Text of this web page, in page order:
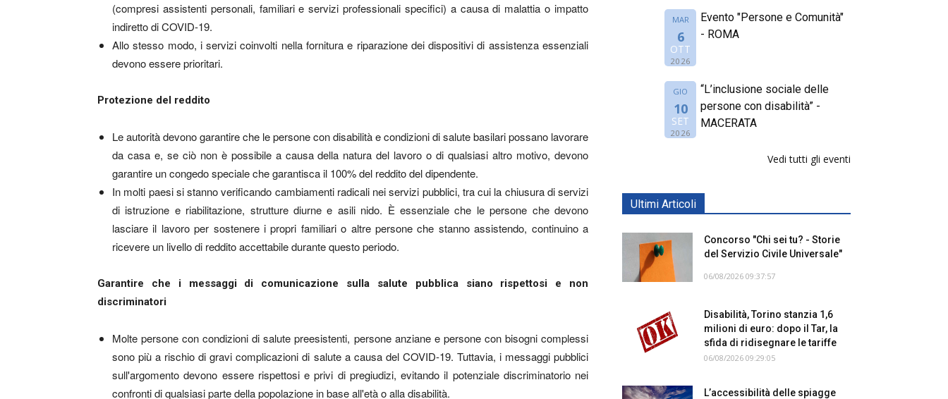
(compresi assistenti personali, familiari e servizi professionali specifici) a causa di malattia o impatto
indiretto di COVID-19.
Allo stesso modo, i servizi coinvolti nella fornitura e riparazione dei dispositivi di assistenza essenziali
devono essere prioritari.
Protezione del reddito
Le autorità devono garantire che le persone con disabilità e condizioni di salute basilari possano lavorare
da casa e, se ciò non è possibile a causa della natura del lavoro o di qualsiasi altro motivo, devono
garantire un congedo speciale che garantisca il 100% del reddito del dipendente.
In molti paesi si stanno verificando cambiamenti radicali nei servizi pubblici, tra cui la chiusura di servizi
di istruzione e riabilitazione, strutture diurne e asili nido. È essenziale che le persone che devono
lasciare il lavoro per sostenere i propri familiari o altre persone che stanno assistendo, continuino a
ricevere un livello di reddito accettabile durante questo periodo.
Garantire che i messaggi di comunicazione sulla salute pubblica siano rispettosi e non
discriminatori
Molte persone con condizioni di salute preesistenti, persone anziane e persone con bisogni complessi
sono più a rischio di gravi complicazioni di salute a causa del COVID-19. Tuttavia, i messaggi pubblici
sull'argomento devono essere rispettosi e privi di pregiudizi, evitando il potenziale discriminatorio nei
confronti di qualsiasi parte della popolazione in base all'età o alla disabilità.
MAR
6
OTT
2026
Evento "Persone e Comunità"
- ROMA
GIO
10
SET
2026
“L’inclusione sociale delle
persone con disabilità” -
MACERATA
Vedi tutti gli eventi
Ultimi Articoli
Concorso "Chi sei tu? - Storie
del Servizio Civile Universale"
06/08/2026 09:37:57
Disabilità, Torino stanzia 1,6
milioni di euro: dopo il Tar, la
sfida di ridisegnare le tariffe
06/08/2026 09:29:05
L’accessibilità delle spiagge